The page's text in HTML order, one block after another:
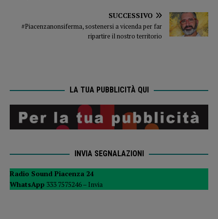
SUCCESSIVO
#Piacenzanonsiferma, sostenersi a vicenda per far
ripartire il nostro territorio
LA TUA PUBBLICITÀ QUI
INVIA SEGNALAZIONI
Radio Sound Piacenza 24
WhatsApp 333 7575246 – Invia